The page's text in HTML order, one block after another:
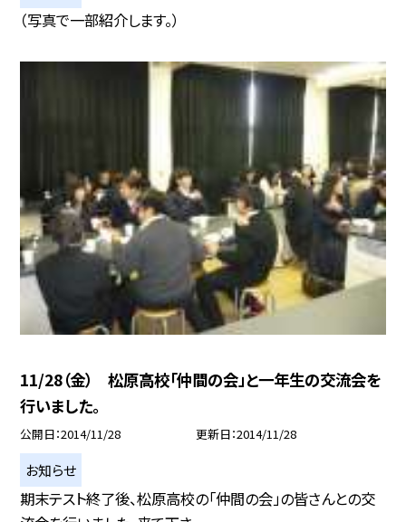
（写真で一部紹介します。）
11/28（金） 松原高校「仲間の会」と一年生の交流会を
行いました。
公開日 2014/11/28 更新日 2014/11/28
お知らせ
期末テスト終了後、松原高校の「仲間の会」の皆さんとの交